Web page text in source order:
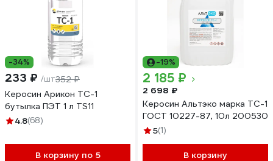
-34%
233 ₽ /шт352 ₽
Керосин Арикон ТС-1
бутылка ПЭТ 1 л TS11
4.8(68)
В корзину по 5
-19%
2 185 ₽
2 698 ₽
Керосин Альтэко марка ТС-1
ГОСТ 10227-87, 10л 200530
5(1)
В корзину